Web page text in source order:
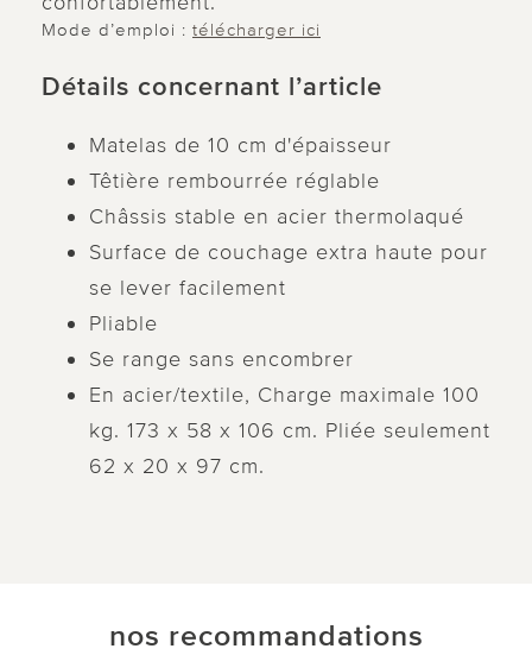
Mode d’emploi : télécharger ici
Détails concernant l’article
Matelas de 10 cm d'épaisseur
Têtière rembourrée réglable
Châssis stable en acier thermolaqué
Surface de couchage extra haute pour
se lever facilement
Pliable
Se range sans encombrer
En acier/textile, Charge maximale 100
kg. 173 x 58 x 106 cm. Pliée seulement
62 x 20 x 97 cm.
nos recommandations